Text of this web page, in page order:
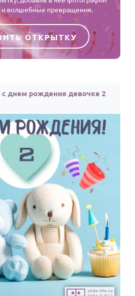
волшебные превращения.
ОТКРЫТКУ
с днем рождения девочке 2